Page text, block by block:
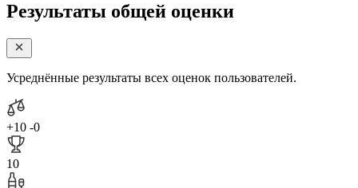
Результаты общей оценки
Усреднённые результаты всех оценок пользователей.
+10 -0
10